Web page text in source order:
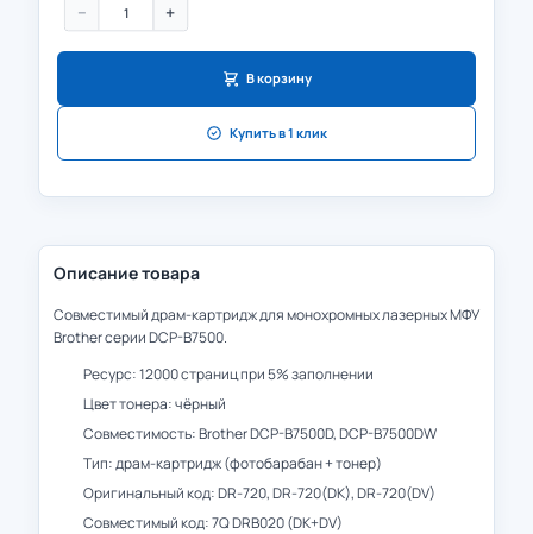
− +
В корзину
Купить в 1 клик
Описание товара
Совместимый драм-картридж для монохромных лазерных МФУ
Brother серии DCP-B7500.
Ресурс: 12000 страниц при 5% заполнении
Цвет тонера: чёрный
Совместимость: Brother DCP-B7500D, DCP-B7500DW
Тип: драм-картридж (фотобарабан + тонер)
Оригинальный код: DR-720, DR-720(DK), DR-720(DV)
Совместимый код: 7Q DRB020 (DK+DV)